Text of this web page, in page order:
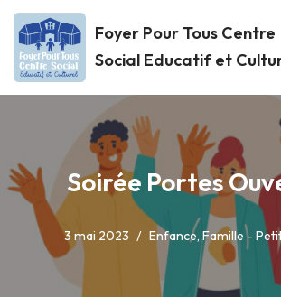
Aller
au
contenu
Foyer Pour Tous Centre
Social Educatif et
Soirée Portes
3 mai 2023 Enfance,Famille -